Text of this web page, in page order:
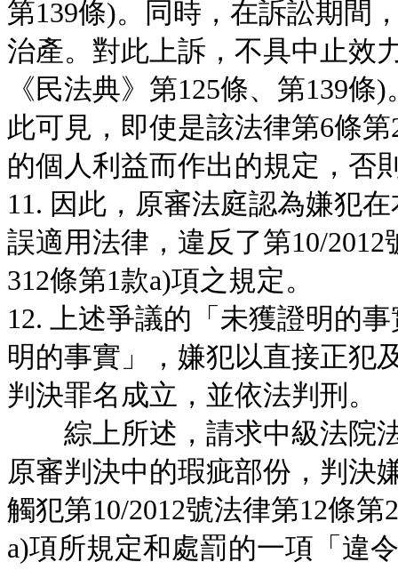
第139條)。同時，在訴訟期間
治產。對此上訴，不具中止效
《民法典》第125條、第139
此可見，即使是該法律第6條
的個人利益而作出的規定，否
11. 因此，原審法庭認為嫌犯
誤適用法律，違反了第10/
312條第1款a)項之規定。
12. 上述爭議的「未獲證明的
明的事實」，嫌犯以直接正犯
判決罪名成立，並依法判刑。
綜上所述，請求中級法院法
原審判決中的瑕疵部份，判決
觸犯第10/2012號法律第12條
a)項所規定和處罰的一項「違